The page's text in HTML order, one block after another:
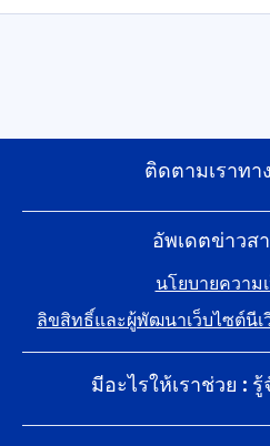
อัพเดตข่าวส
นโยบายความ
ลิขสิทธิ์และผู้พัฒนาเว็บไซต์นีเ
มีอะไรให้เราช่วย :
นีเวีย 100 ปีแห่งการดูแลผิว
ติดตามเราทา